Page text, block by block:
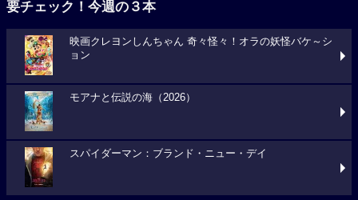
要チェック！今週の３本
映画クレヨンしんちゃん 奇々怪々！オラの妖怪バケ～シ
ョン
モアナと伝説の海（2026）
スパイダーマン：ブランド・ニュー・デイ